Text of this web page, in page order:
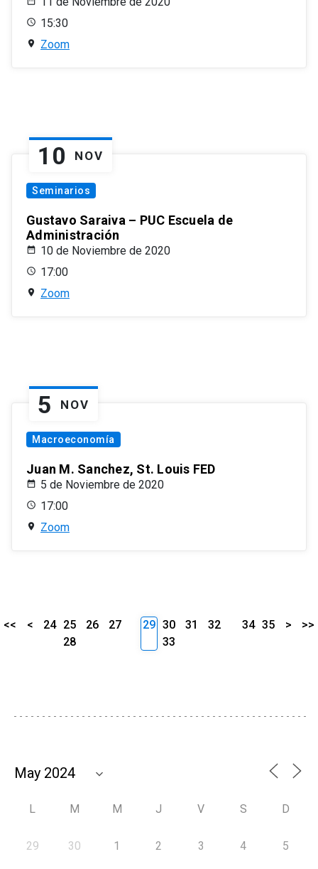
15:30
Zoom
10 NOV
Seminarios
Gustavo Saraiva – PUC Escuela de
Administración
10 de Noviembre de 2020
17:00
Zoom
5 NOV
Macroeconomía
Juan M. Sanchez, St. Louis FED
5 de Noviembre de 2020
17:00
Zoom
<< < 24 25 26
27
28
29 30 31
32
33
34 35 > >>
L M M J V S D
29 30 1 2 3 4 5